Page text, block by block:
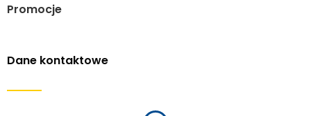
Promocje
Dane kontaktowe